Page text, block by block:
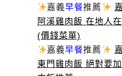
嘉義早餐推薦
阿溪雞肉飯 在地人
(價錢菜單)
嘉義早餐推薦
東門雞肉飯 絕對要